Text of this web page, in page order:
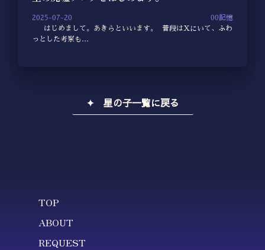
2025-07-20
00記憶
はじめまして。あきらといいます。 普段はXにいて、ふわ
っとした考察も…
✦ 星の子一覧に戻る
TOP
ABOUT
REQUEST